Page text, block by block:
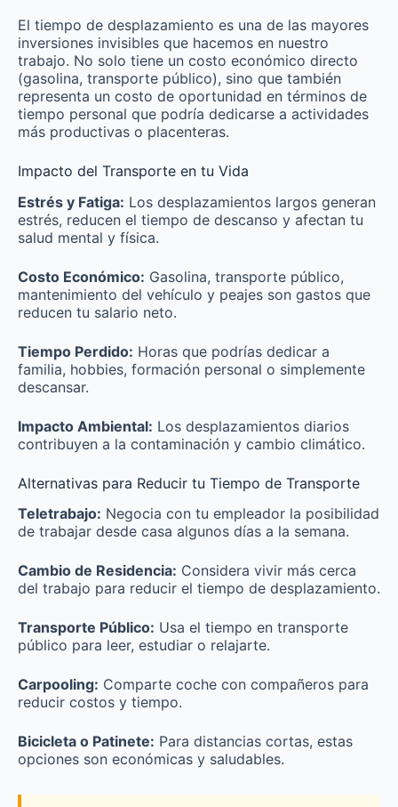
El tiempo de desplazamiento es una de las mayores
inversiones invisibles que hacemos en nuestro
trabajo. No solo tiene un costo económico directo
(gasolina, transporte público), sino que también
representa un costo de oportunidad en términos de
tiempo personal que podría dedicarse a actividades
más productivas o placenteras.
Impacto del Transporte en tu Vida
Estrés y Fatiga: Los desplazamientos largos generan
estrés, reducen el tiempo de descanso y afectan tu
salud mental y física.
Costo Económico: Gasolina, transporte público,
mantenimiento del vehículo y peajes son gastos que
reducen tu salario neto.
Tiempo Perdido: Horas que podrías dedicar a
familia, hobbies, formación personal o simplemente
descansar.
Impacto Ambiental: Los desplazamientos diarios
contribuyen a la contaminación y cambio climático.
Alternativas para Reducir tu Tiempo de Transporte
Teletrabajo: Negocia con tu empleador la posibilidad
de trabajar desde casa algunos días a la semana.
Cambio de Residencia: Considera vivir más cerca
del trabajo para reducir el tiempo de desplazamiento.
Transporte Público: Usa el tiempo en transporte
público para leer, estudiar o relajarte.
Carpooling: Comparte coche con compañeros para
reducir costos y tiempo.
Bicicleta o Patinete: Para distancias cortas, estas
opciones son económicas y saludables.